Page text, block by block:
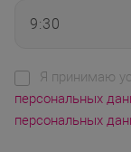
Я принимаю
персональных
персональных